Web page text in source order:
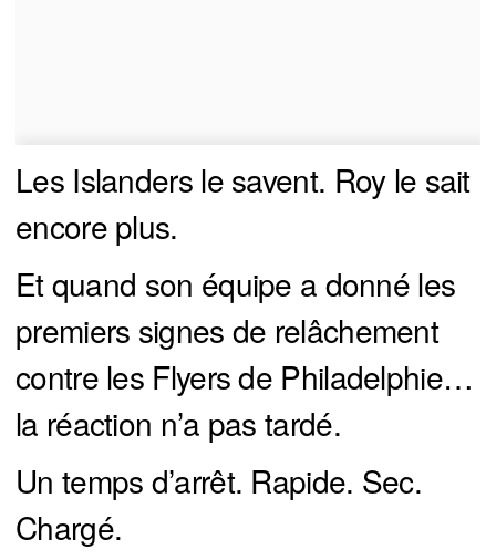
Les Islanders le savent. Roy le sait
encore plus.
Et quand son équipe a donné les
premiers signes de relâchement
contre les Flyers de Philadelphie…
la réaction n’a pas tardé.
Un temps d’arrêt. Rapide. Sec.
Chargé.